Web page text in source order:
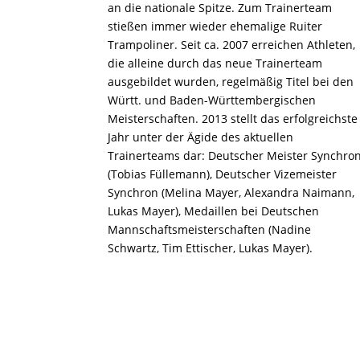
an die nationale Spitze. Zum Trainerteam
stießen immer wieder ehemalige Ruiter
Trampoliner. Seit ca. 2007 erreichen Athleten,
die alleine durch das neue Trainerteam
ausgebildet wurden, regelmäßig Titel bei den
Württ. und Baden-Württembergischen
Meisterschaften. 2013 stellt das erfolgreichste
Jahr unter der Ägide des aktuellen
Trainerteams dar: Deutscher Meister
(Tobias Füllemann), Deutscher Vizemeister
Synchron (Melina Mayer, Alexandra Naimann,
Lukas Mayer), Medaillen bei Deutschen
Mannschaftsmeisterschaften (Nadine
Schwartz, Tim Ettischer, Lukas Mayer).